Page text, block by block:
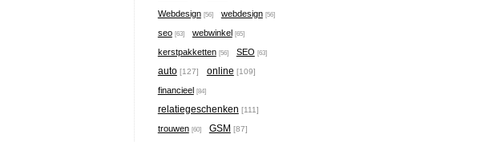
Webdesign [56] webdesign [56]
seo [63] webwinkel [65]
kerstpakketten [56] SEO [63]
auto [127] online [109]
financieel [84]
relatiegeschenken [111]
trouwen [60] GSM [87]